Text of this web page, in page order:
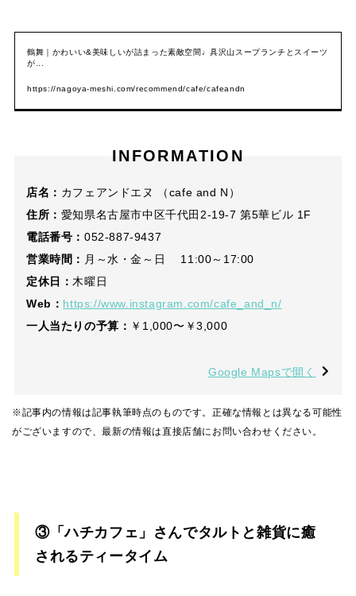
鶴舞｜かわいい&美味しいが詰まった素敵空間♩具沢山スープランチとスイーツ
が...
https://nagoya-meshi.com/recommend/cafe/cafeandn
INFORMATION
店名： カフェアンドエヌ （cafe and N）
住所： 愛知県名古屋市中区千代田2-19-7 第5華ビル 1F
電話番号： 052-887-9437
営業時間： 月～水・金～日 11:00～17:00
定休日：木曜日
Web： https://www.instagram.com/cafe_and_n/
一人当たりの予算： ￥1,000〜￥3,000
Google Mapsで開く
※記事内の情報は記事執筆時点のものです。正確な情報とは異なる可能性
がございますので、最新の情報は直接店舗にお問い合わせください。
③「ハチカフェ」さんでタルトと雑貨に癒
されるティータイム